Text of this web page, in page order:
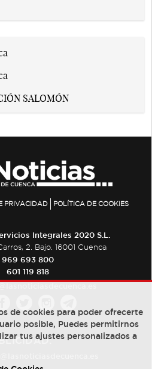
PRIVACIDAD POLÍTICA DE COOKIES
Integrales 2020 S.L.
2. Bajo. 16001 Cuenca
969 693 800
601 119 818
de cookies para poder ofrecerte
posible, Puedes permitirnos
tus ajustes personalizados a